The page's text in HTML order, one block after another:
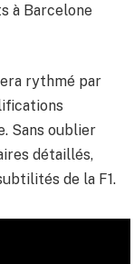
à Barcelone
rythmé par
Sans oublier
détaillés,
de la F1.